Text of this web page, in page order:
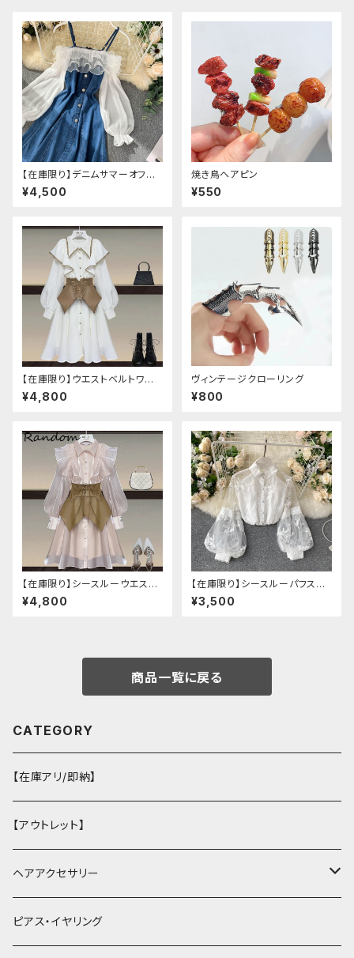
【在庫限り】デニムサマーオフシ
ョルダーワンピース（ミニ丈
¥4,500
焼き鳥ヘアピン
¥550
【在庫限り】ウエストベルトワン
ピースセットアップ（Mサイズ
¥4,800
ヴィンテージクローリング
¥800
【在庫限り】シースルーウエスト
ベルトワンピースセットアップ（ラ
イトピンク：Lサイズ
¥4,800
【在庫限り】シースルーパフスリ
ーブ刺繍ブラウス
¥3,500
商品一覧に戻る
CATEGORY
【在庫アリ/即納】
【アウトレット】
ヘアアクセサリー
ヘアクリップ
ピアス・イヤリング